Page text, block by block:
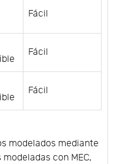
Fácil
Fácil
Fácil
modelados mediante
con MEC,